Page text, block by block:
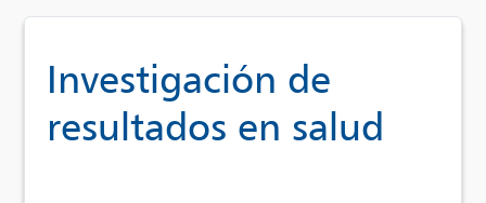
Investigación de
resultados en salud